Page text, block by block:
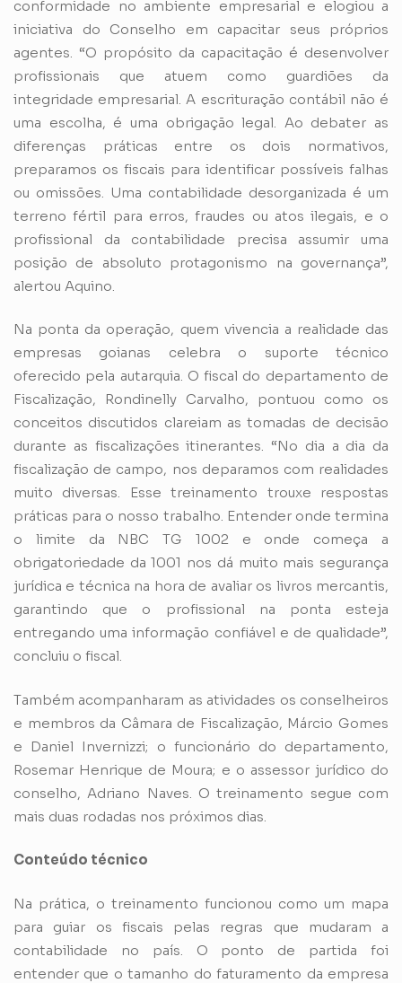
conformidade no ambiente empresarial e elogiou a
iniciativa do Conselho em capacitar seus próprios
agentes. “O propósito da capacitação é desenvolver
profissionais que atuem como guardiões da
integridade empresarial. A escrituração contábil não é
uma escolha, é uma obrigação legal. Ao debater as
diferenças práticas entre os dois normativos,
preparamos os fiscais para identificar possíveis falhas
ou omissões. Uma contabilidade desorganizada é um
terreno fértil para erros, fraudes ou atos ilegais, e o
profissional da contabilidade precisa assumir uma
posição de absoluto protagonismo na governança”,
alertou Aquino.
Na ponta da operação, quem vivencia a realidade das
empresas goianas celebra o suporte técnico
oferecido pela autarquia. O fiscal do departamento de
Fiscalização, Rondinelly Carvalho, pontuou como os
conceitos discutidos clareiam as tomadas de decisão
durante as fiscalizações itinerantes. “No dia a dia da
fiscalização de campo, nos deparamos com realidades
muito diversas. Esse treinamento trouxe respostas
práticas para o nosso trabalho. Entender onde termina
o limite da NBC TG 1002 e onde começa a
obrigatoriedade da 1001 nos dá muito mais segurança
jurídica e técnica na hora de avaliar os livros mercantis,
garantindo que o profissional na ponta esteja
entregando uma informação confiável e de qualidade”,
concluiu o fiscal.
Também acompanharam as atividades os conselheiros
e membros da Câmara de Fiscalização, Márcio Gomes
e Daniel Invernizzi; o funcionário do departamento,
Rosemar Henrique de Moura; e o assessor jurídico do
conselho, Adriano Naves. O treinamento segue com
mais duas rodadas nos próximos dias.
Conteúdo técnico
Na prática, o treinamento funcionou como um mapa
para guiar os fiscais pelas regras que mudaram a
contabilidade no país. O ponto de partida foi
entender que o tamanho do faturamento da empresa